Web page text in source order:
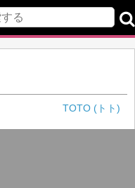
TOTO (トト)